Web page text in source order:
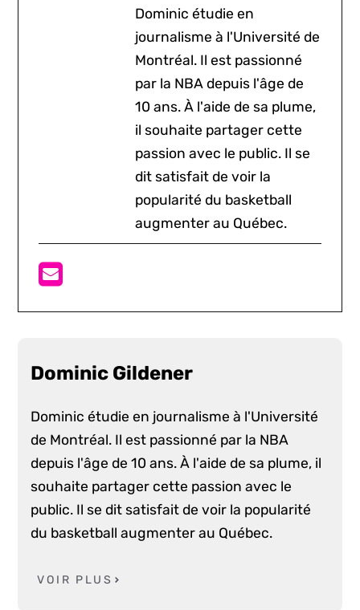
Dominic étudie en
journalisme à l'Université de
Montréal. Il est passionné
par la NBA depuis l'âge de
10 ans. À l'aide de sa plume,
il souhaite partager cette
passion avec le public. Il se
dit satisfait de voir la
popularité du basketball
augmenter au Québec.
Dominic Gildener
Dominic étudie en journalisme à l'Université
de Montréal. Il est passionné par la NBA
depuis l'âge de 10 ans. À l'aide de sa plume, il
souhaite partager cette passion avec le
public. Il se dit satisfait de voir la popularité
du basketball augmenter au Québec.
VOIR PLUS